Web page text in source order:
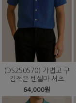
(DS250570) 가볍고 구
김적은 텐셀마 셔츠
64,000원